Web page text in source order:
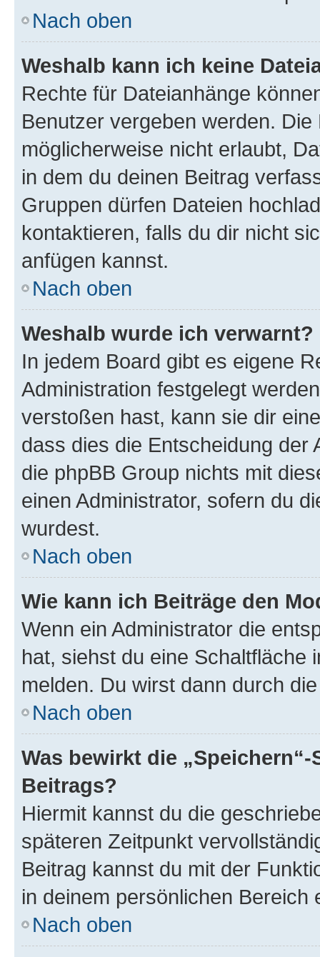
Nach oben
Weshalb kann ich keine
Rechte für Dateianhänge
Benutzer vergeben werden.
möglicherweise nicht erlaubt,
in dem du deinen Beitrag
Gruppen dürfen Dateien
kontaktieren, falls du dir nicht
anfügen kannst.
Nach oben
Weshalb wurde ich verwarnt?
In jedem Board gibt es eigene
Administration festgelegt
verstoßen hast, kann sie dir
dass dies die Entscheidung der
die phpBB Group nichts mit
einen Administrator, sofern du
wurdest.
Nach oben
Wie kann ich Beiträge den
Wenn ein Administrator die
hat, siehst du eine Schaltfläche
melden. Du wirst dann durch
Nach oben
Was bewirkt die
Beitrags?
Hiermit kannst du die
späteren Zeitpunkt
Beitrag kannst du mit der
in deinem persönlichen Bereich
Nach oben